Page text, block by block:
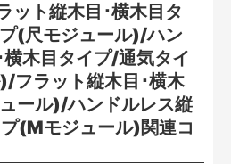
ット縦木目･横木目タ
(尺モジュール)/ハン
横木目タイプ/通気タイ
フラット縦木目･横木
ール)/ハンドルレス縦
(Mモジュール)関連コ